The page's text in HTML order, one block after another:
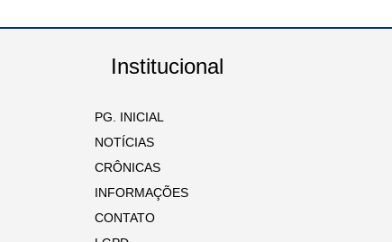
Institucional
PG. INICIAL
NOTÍCIAS
CRÔNICAS
INFORMAÇÕES
CONTATO